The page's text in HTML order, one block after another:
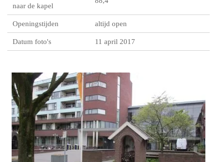
naar de kapel
Openingstijden altijd open
Datum foto's 11 april 2017